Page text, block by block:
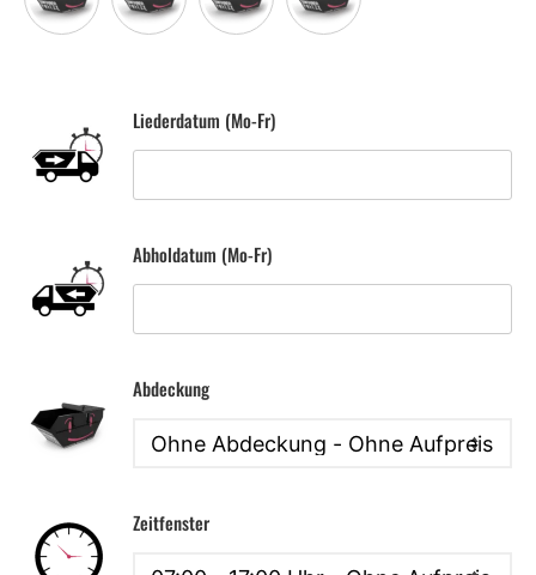
Liederdatum (Mo-Fr)
Abholdatum (Mo-Fr)
Abdeckung
Zeitfenster